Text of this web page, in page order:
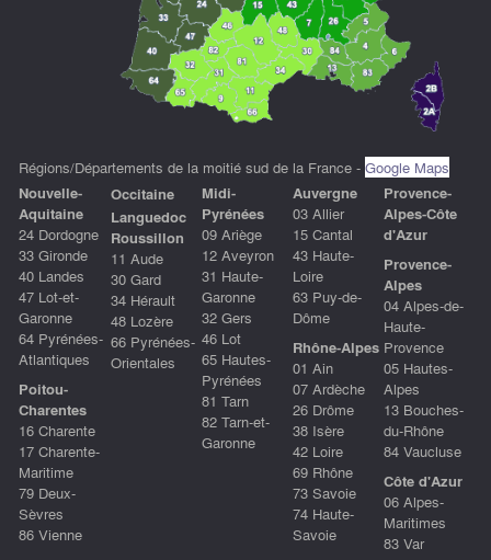
Régions/Départements de la moitié sud de la France - Google Maps
Nouvelle-
Aquitaine
24 Dordogne
33 Gironde
40 Landes
47 Lot-et-
Garonne
64 Pyrénées-
Atlantiques
Poitou-
Charentes
16 Charente
17 Charente-
Maritime
79 Deux-
Sèvres
86 Vienne
Occitaine
Languedoc
Roussillon
11 Aude
30 Gard
34 Hérault
48 Lozère
66 Pyrénées-
Orientales
Midi-
Pyrénées
09 Ariège
12 Aveyron
31 Haute-
Garonne
32 Gers
46 Lot
65 Hautes-
Pyrénées
81 Tarn
82 Tarn-et-
Garonne
Auvergne
03 Allier
15 Cantal
43 Haute-
Loire
63 Puy-de-
Dôme
Rhône-Alpes
01 Ain
07 Ardèche
26 Drôme
38 Isère
42 Loire
69 Rhône
73 Savoie
74 Haute-
Savoie
Provence-
Alpes-Côte
d'Azur
Provence-
Alpes
04 Alpes-de-
Haute-
Provence
05 Hautes-
Alpes
13 Bouches-
du-Rhône
84 Vaucluse
Côte d'Azur
06 Alpes-
Maritimes
83 Var